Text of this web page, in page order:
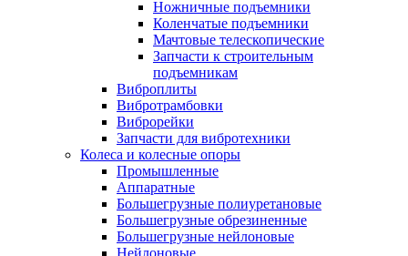
Ножничные подъемники
Коленчатые подъемники
Мачтовые телескопические
Запчасти к строительным
подъемникам
Виброплиты
Вибротрамбовки
Виброрейки
Запчасти для вибротехники
Колеса и колесные опоры
Промышленные
Аппаратные
Большегрузные полиуретановые
Большегрузные обрезиненные
Большегрузные нейлоновые
Нейлоновые